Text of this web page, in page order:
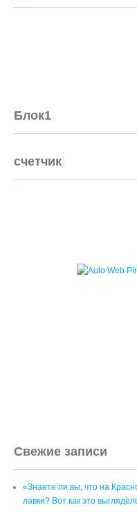
Блок1
счетчик
Свежие записи
«Знаете ли вы, что на
лавки? Вот как это